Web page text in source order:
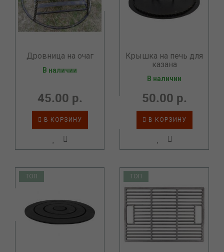
Дровница на очаг
В наличии
45.00 р.
В КОРЗИНУ
Крышка на печь для
казана
В наличии
50.00 р.
В КОРЗИНУ
ТОП ТОП